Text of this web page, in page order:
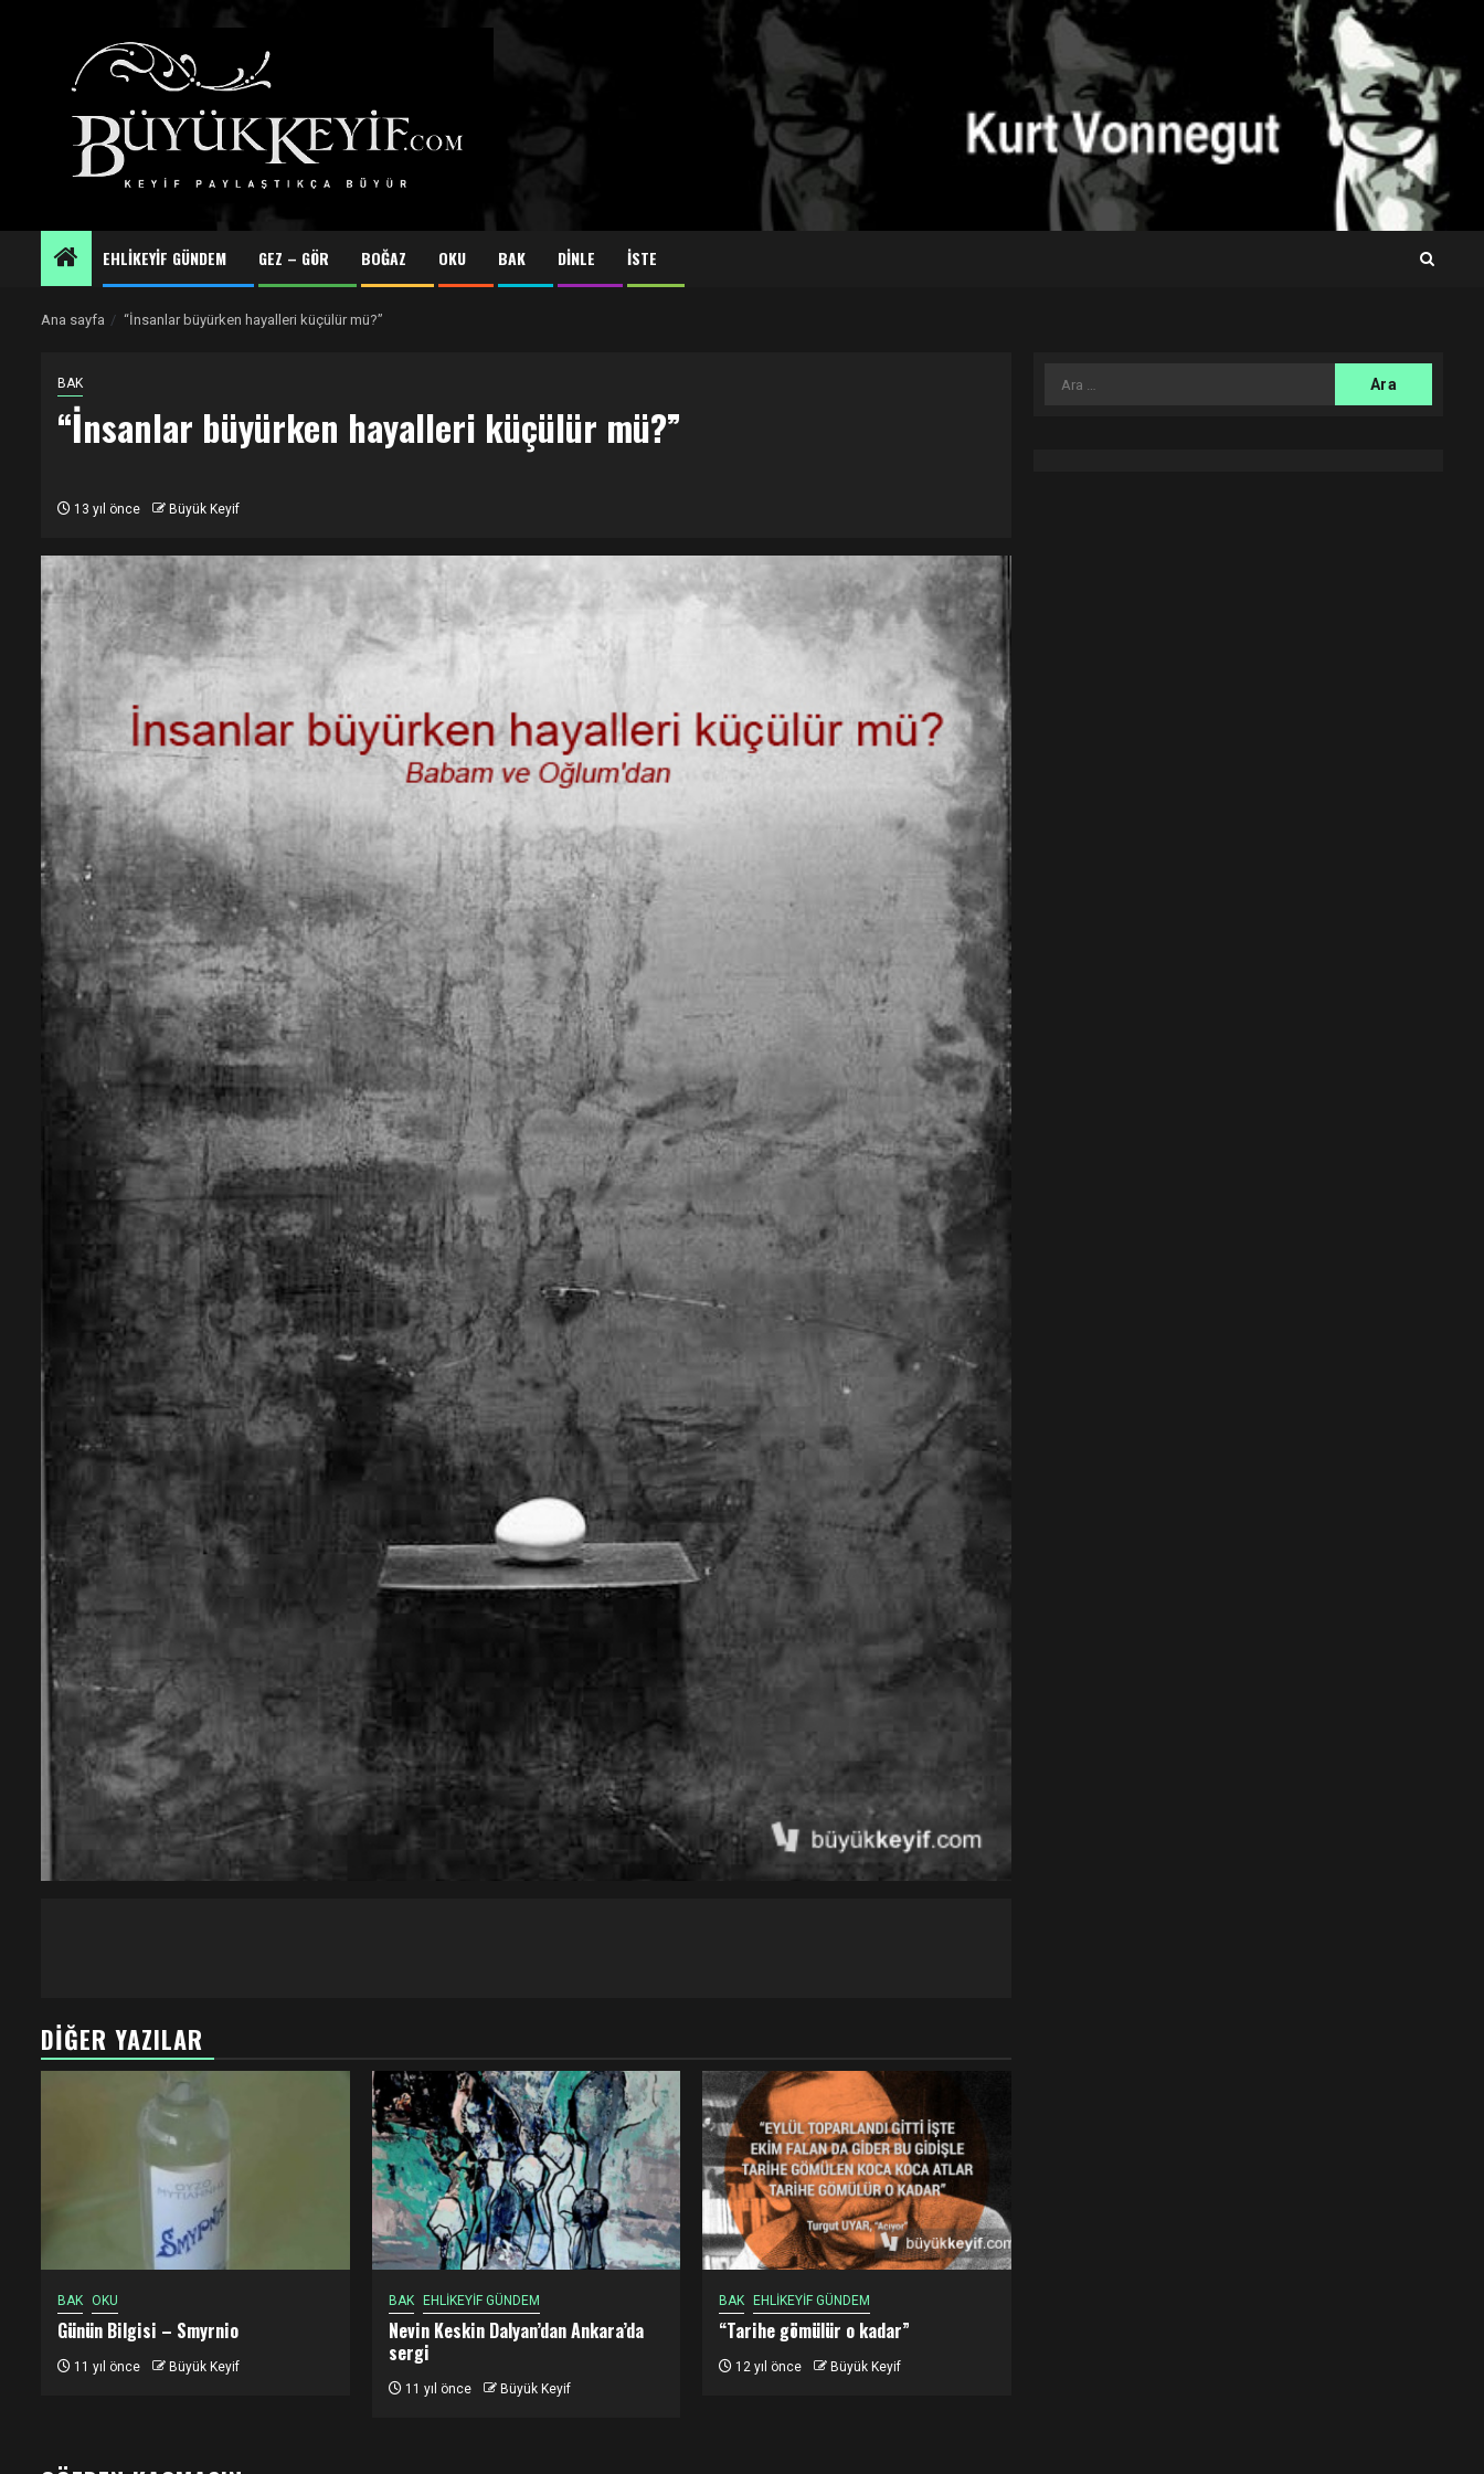
EHLİKEYİF GÜNDEM GEZ – GÖR BOĞAZ OKU BAK DİNLE İSTE
Ana sayfa “İnsanlar büyürken hayalleri küçülür mü?”
BAK
“İnsanlar büyürken hayalleri küçülür mü?”
13 yıl önce Büyük Keyif
DIĞER YAZILAR
BAK OKU
Günün Bilgisi – Smyrnio
11 yıl önce Büyük Keyif
BAK EHLİKEYİF GÜNDEM
Nevin Keskin Dalyan’dan Ankara’da
sergi
11 yıl önce Büyük Keyif
BAK EHLİKEYİF GÜNDEM
“Tarihe gömülür o kadar”
12 yıl önce Büyük Keyif
Arama: